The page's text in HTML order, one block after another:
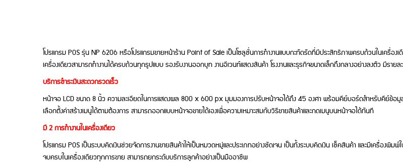
โปรแกรม POS รุ่น NP 6206 หรือโปรแกรมขายหน้าร้าน Point of Sale เป็นโซลูชั่นการทำงานแบบกะทัดรัดที่มีประสิทธิภาพครบถ้วนในเครื่อง
เครื่องเดียวสามารถทำงานได้ครบถ้วนทุกรูปแบบ รองรับงานออกบูท งานอีเวนท์แสดงสินค้า โรงงานและธุรกิจขนาดเล็กถึงกลางอย่างลงตัว มีรายล
บริการชำระเงินสะดวกรวดเร็ว
หน้าจอ LCD ขนาด 8 นิ้ว ความละเอียดในการแสดงผล 800 x 600 px มุมมองการปรับหน้าจอได้ถึง 45 องศา พร้อมคีย์บอร์ดสำหรับคีย์ข้อ
เลือกตั้งค่าสร้างเมนูได้ตามต้องการ สามารถออกแบบหน้าจอขายได้เองเพื่อความเหมาะสมกับวิธีขายสินค้าและกดเมนูบนหน้าจอได้ทันที
มี 2 การทำงานในเครื่องเดียว
โปรแกรม POS เป็นระบบคิดเงินช่วยจัดการงานขายสินค้าให้เป็นหมวดหมู่และประเภทอย่างชัดเจน เป็นทั้งระบบคิดเงิน เช็คสินค้า และมีเครื่องพิม
จบครบในเครื่องเดียวทุกการขาย สามารถยกระดับบริการลูกค้าอย่างเป็นมืออาชีพ